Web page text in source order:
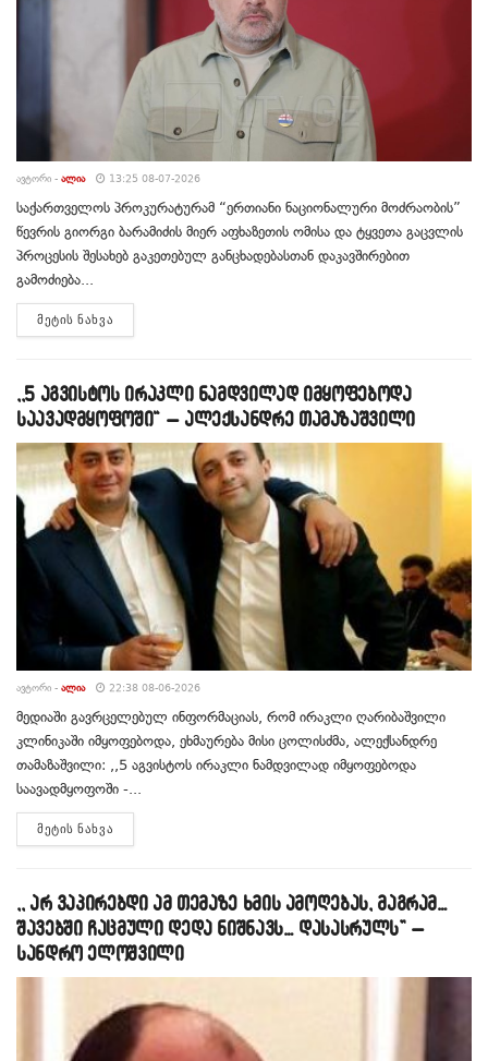
ᲐᲕᲢᲝᲠᲘ - ᲐᲚᲘᲐ 13:25 08-07-2026
საქართველოს პროკურატურამ “ერთიანი ნაციონალური მოძრაობის”
წევრის გიორგი ბარამიძის მიერ აფხაზეთის ომისა და ტყვეთა გაცვლის
პროცესის შესახებ გაკეთებულ განცხადებასთან დაკავშირებით
გამოძიება...
ᲛᲔᲢᲘᲡ ᲜᲐᲮᲕᲐ
,,5 აგვისტოს ირაკლი ნამდვილად იმყოფებოდა
საავადმყოფოში“ – ალექსანდრე თამაზაშვილი
ᲐᲕᲢᲝᲠᲘ - ᲐᲚᲘᲐ 22:38 08-06-2026
მედიაში გავრცელებულ ინფორმაციას, რომ ირაკლი ღარიბაშვილი
კლინიკაში იმყოფებოდა, ეხმაურება მისი ცოლისძმა, ალექსანდრე
თამაზაშვილი: ,,5 აგვისტოს ირაკლი ნამდვილად იმყოფებოდა
საავადმყოფოში -...
ᲛᲔᲢᲘᲡ ᲜᲐᲮᲕᲐ
,, არ ვაპირებდი ამ თემაზე ხმის ამოღებას, მაგრამ…
შავებში ჩაცმული დედა ნიშნავს… დასასრულს” –
სანდრო ელოშვილი